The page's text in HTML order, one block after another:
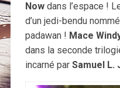
Nowdans l’espace !
d’un jedi-bendu nommé
padawan ! Mace
dans la seconde
incarné par Samuel L.